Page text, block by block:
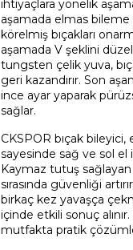
ihtiyaçlara yönelik
aşamada elmas bileme
körelmiş bıçakları
aşamada V şeklini
tungsten çelik yuva,
geri kazandırır. Son
ince ayar yaparak
sağlar.
CKSPOR bıçak bileyici,
sayesinde sağ ve sol el
Kaymaz tutuş
sırasında güvenliği
birkaç kez yavaşça
içinde etkili sonuç alınır.
mutfakta pratik